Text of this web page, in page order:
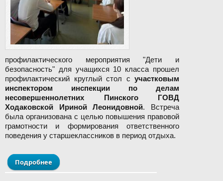
профилактического мероприятия "Дети и
безопасность" для учащихся 10 класса прошел
профилактический круглый стол с участковым
инспектором инспекции по делам
несовершеннолетних Пинского ГОВД
Ходаковской Ириной Леонидовной. Встреча
была организована с целью повышения правовой
грамотности и формирования ответственного
поведения у старшеклассников в период отдыха.
Подробнее о Круглый стол с инспектором ИДН